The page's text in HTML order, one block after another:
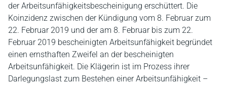
der Arbeitsunfähigkeitsbescheinigung erschüttert. Die
Koinzidenz zwischen der Kündigung vom 8. Februar zum
22. Februar 2019 und der am 8. Februar bis zum 22.
Februar 2019 bescheinigten Arbeitsunfähigkeit begründet
einen ernsthaften Zweifel an der bescheinigten
Arbeitsunfähigkeit. Die Klägerin ist im Prozess ihrer
Darlegungslast zum Bestehen einer Arbeitsunfähigkeit –